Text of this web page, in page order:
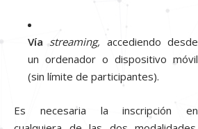
Víastreaming, accediendo desde
un ordenador o dispositivo móvil
(sin límite de participantes).
Es necesaria la inscripción en